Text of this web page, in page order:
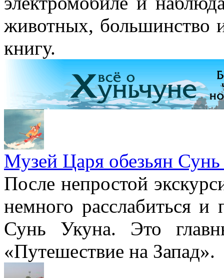
животных, большинство
книгу.
Музей Царя обезьян
После непростой
немного расслабиться и
Сунь Укуна. Это
«Путешествие на Запад».